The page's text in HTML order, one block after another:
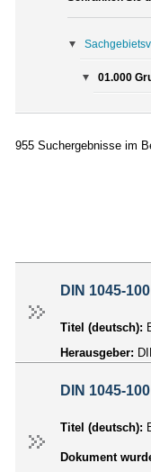
01.000
955 Suchergebnisse im
DIN 1045-100
Titel (deutsch):
Herausgeber:
DIN 1045-100
Titel (deutsch):
Dokument